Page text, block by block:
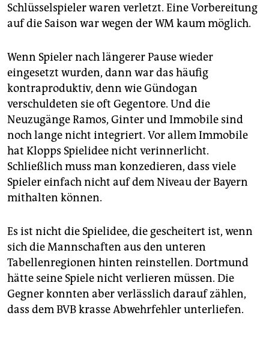
Schlüsselspieler waren verletzt. Eine Vorbereitung
auf die Saison war wegen der WM kaum möglich.
Wenn Spieler nach längerer Pause wieder
eingesetzt wurden, dann war das häufig
kontraproduktiv, denn wie Gündogan
verschuldeten sie oft Gegentore. Und die
Neuzugänge Ramos, Ginter und Immobile sind
noch lange nicht integriert. Vor allem Immobile
hat Klopps Spielidee nicht verinnerlicht.
Schließlich muss man konzedieren, dass viele
Spieler einfach nicht auf dem Niveau der Bayern
mithalten können.
Es ist nicht die Spielidee, die gescheitert ist, wenn
sich die Mannschaften aus den unteren
Tabellenregionen hinten reinstellen. Dortmund
hätte seine Spiele nicht verlieren müssen. Die
Gegner konnten aber verlässlich darauf zählen,
dass dem BVB krasse Abwehrfehler unterliefen.